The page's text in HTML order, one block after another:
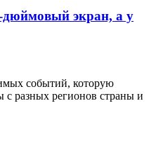
дюймовый экран, а у
событий, которую
разных регионов страны и